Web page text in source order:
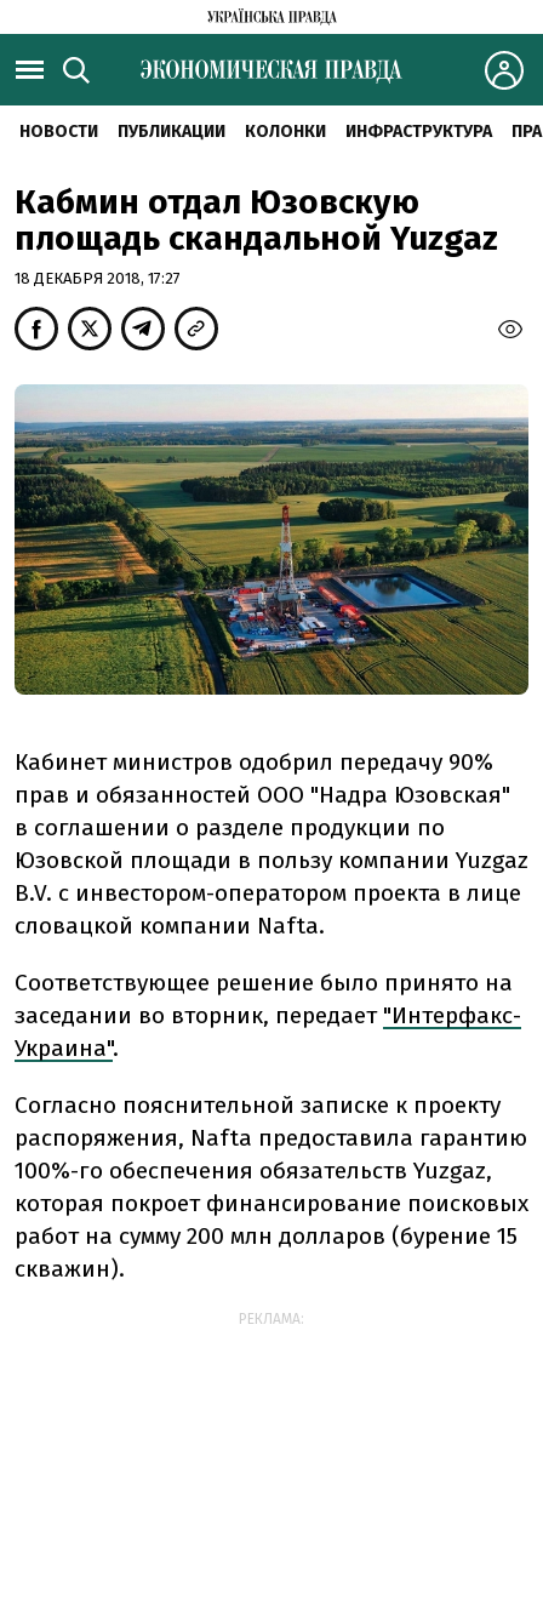
НОВОСТИ ПУБЛИКАЦИИ КОЛОНКИ ИНФРАСТРУКТУРА
Кабмин отдал Юзовскую
площадь скандальной Yuzgaz
18 ДЕКАБРЯ 2018, 17:27
Кабинет министров одобрил передачу 90%
прав и обязанностей ООО "Надра Юзовская"
в соглашении о разделе продукции по
Юзовской площади в пользу компании Yuzgaz
B.V. с инвестором-оператором проекта в лице
словацкой компании Nafta.
Соответствующее решение было принято на
заседании во вторник, передает "Интерфакс-
Украина".
Согласно пояснительной записке к проекту
распоряжения, Nafta предоставила гарантию
100%-го обеспечения обязательств Yuzgaz,
которая покроет финансирование поисковых
работ на сумму 200 млн долларов (бурение 15
скважин).
РЕКЛАМА: